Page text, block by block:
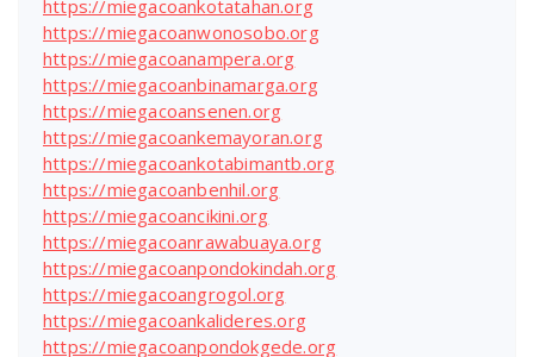
https://miegacoankotatahan.org
https://miegacoanwonosobo.org
https://miegacoanampera.org
https://miegacoanbinamarga.org
https://miegacoansenen.org
https://miegacoankemayoran.org
https://miegacoankotabimantb.org
https://miegacoanbenhil.org
https://miegacoancikini.org
https://miegacoanrawabuaya.org
https://miegacoanpondokindah.org
https://miegacoangrogol.org
https://miegacoankalideres.org
https://miegacoanpondokgede.org